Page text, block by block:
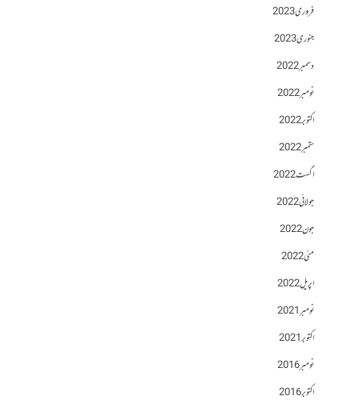
فروری 2023
جنوری 2023
دسمبر 2022
نومبر 2022
اکتوبر 2022
ستمبر 2022
اگست 2022
جولائی 2022
جون 2022
مئی 2022
اپریل 2022
نومبر 2021
اکتوبر 2021
نومبر 2016
اکتوبر 2016